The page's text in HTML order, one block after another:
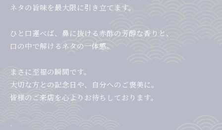
ネタの旨味を最大限に引き立てます。
ひと口運べば、鼻に抜ける赤酢の芳醇な香りと、
口の中で解けるネタの一体感。
まさに至福の瞬間です。
大切な方との記念日や、自分へのご褒美に。
皆様のご来店を心よりお待ちしております。
.